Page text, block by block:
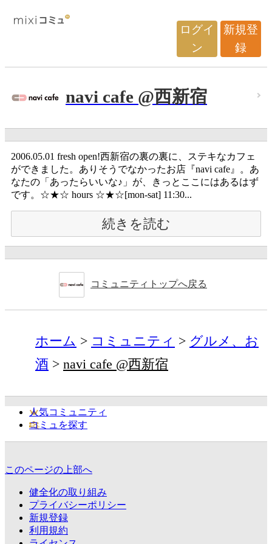
ログイ
ン
新規登
録
navi cafe @西新宿
2006.05.01 fresh open!西新宿の裏の裏に、ステキなカフェ
ができました。ありそうでなかったお店『navi cafe』。あ
なたの「あったらいいな♪」が、きっとここにはあるはず
です。☆★☆ hours ☆★☆[mon-sat] 11:30...
続きを読む
コミュニティトップへ戻る
ホーム コミュニティ
グルメ、お
酒
navi cafe @西新宿
人気コミュニティ
コミュを探す
このページの上部へ
健全化の取り組み
プライバシーポリシー
新規登録
利用規約